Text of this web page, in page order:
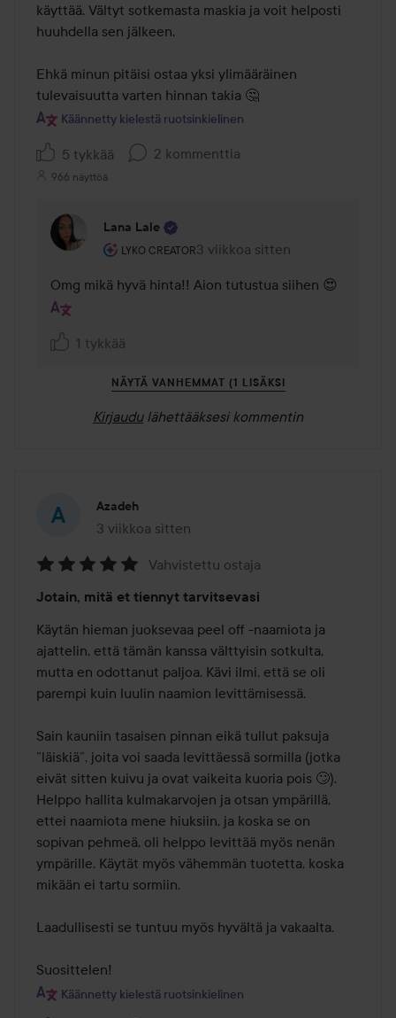
käyttää. Vältyt sotkemasta maskia ja voit helposti
huuhdella sen jälkeen.
Ehkä minun pitäisi ostaa yksi ylimääräinen
tulevaisuutta varten hinnan takia 🤔
Käännetty kielestä ruotsinkielinen
5 tykkää 2 kommenttia
966 näyttöä
Lana Lale
LYKO CREATOR
Käyttäjän rooli: Lyko Creator.
3 viikkoa sitten
Kommentti lisättiin 3 viikkoa
Omg mikä hyvä hinta!! Aion tutustua siihen 😍
1 tykkää
NÄYTÄ VANHEMMAT (1 LISÄKSI
Kirjaudu lähettääksesi kommentin
Azadeh
3 viikkoa sitten
Viesti luotiin 3 viikkoa sitten
5
/
5
Vahvistettu ostaja
Jotain, mitä et tiennyt tarvitsevasi
Käytän hieman juoksevaa peel off -naamiota ja
ajattelin, että tämän kanssa välttyisin sotkulta,
mutta en odottanut paljoa. Kävi ilmi, että se oli
parempi kuin luulin naamion levittämisessä.
Sain kauniin tasaisen pinnan eikä tullut paksuja
”läiskiä”, joita voi saada levittäessä sormilla (jotka
eivät sitten kuivu ja ovat vaikeita kuoria pois 🙄).
Helppo hallita kulmakarvojen ja otsan ympärillä,
ettei naamiota mene hiuksiin, ja koska se on
sopivan pehmeä, oli helppo levittää myös nenän
ympärille. Käytät myös vähemmän tuotetta, koska
mikään ei tartu sormiin.
Laadullisesti se tuntuu myös hyvältä ja vakaalta.
Suosittelen!
Käännetty kielestä ruotsinkielinen